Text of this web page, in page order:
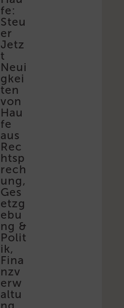
fe:
Steu
er
Jetz
t
Neui
gkei
ten
von
Hau
fe
aus
Rec
htsp
rech
ung,
Ges
etzg
ebu
ng &
Polit
ik,
Fina
nzv
erw
altu